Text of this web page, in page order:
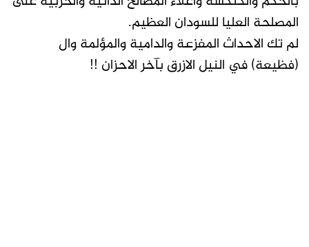
المصلحة العليا للسودان العظيم.
لم تك الاحداث المفزعة والدامية والمؤلمة وال
(فظيعة) في النيل الازرق بآخر الاحزان !!